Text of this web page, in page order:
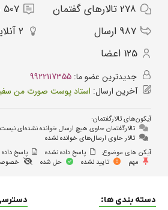
278تالارهای گفتمان 507
987 ارسال‌ 2
125 اعضا
جدیدترین عضو ما: 9922117355
آخرین ارسال: استاد پوست صورت من
آیکون‌های تالارگفتمان:
تالارگفتمان حاوی هیچ ارسال خوانده نشده‌ای نیست
تالار حاوی ارسال‌های خوانده نشده
آیکن های موضوع:
پاسخ داده نشده پاسخ
مهم
تایید نشده حل شده
دسته بندی ها: